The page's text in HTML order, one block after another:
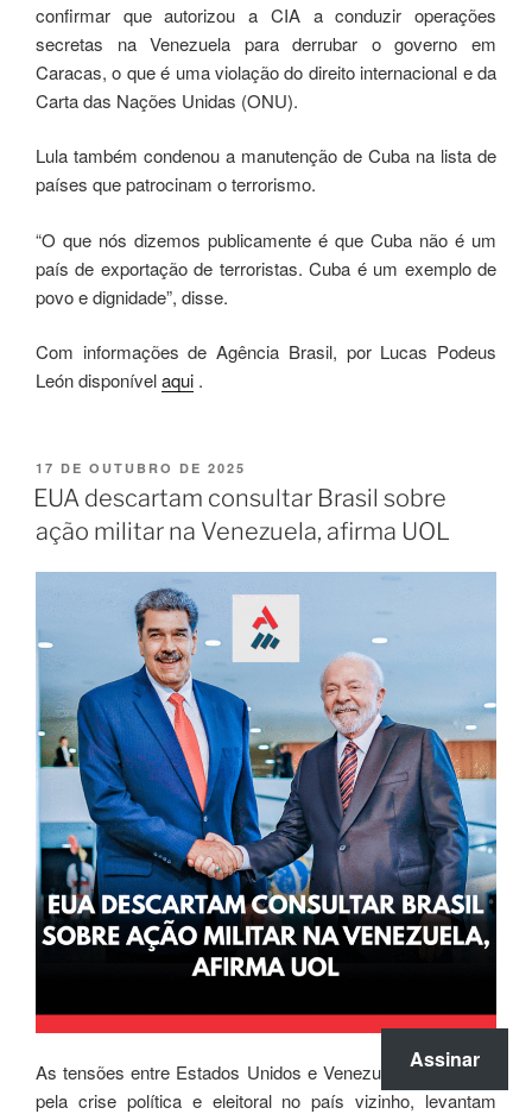
confirmar que autorizou a CIA a conduzir operações
secretas na Venezuela para derrubar o governo em
Caracas, o que é uma violação do direito internacional e da
Carta das Nações Unidas (ONU).
Lula também condenou a manutenção de Cuba na lista de
países que patrocinam o terrorismo.
“O que nós dizemos publicamente é que Cuba não é um
país de exportação de terroristas. Cuba é um exemplo de
povo e dignidade”, disse.
Com informações de Agência Brasil, por Lucas Podeus
León disponívelaqui .
17 DE OUTUBRO DE 2025
EUA descartam consultar Brasil sobre
ação militar na Venezuela, afirma UOL
As tensões entre Estados Unidos e Venezuela, agravadas
pela crise política e eleitoral no país vizinho, levantam
Assinar